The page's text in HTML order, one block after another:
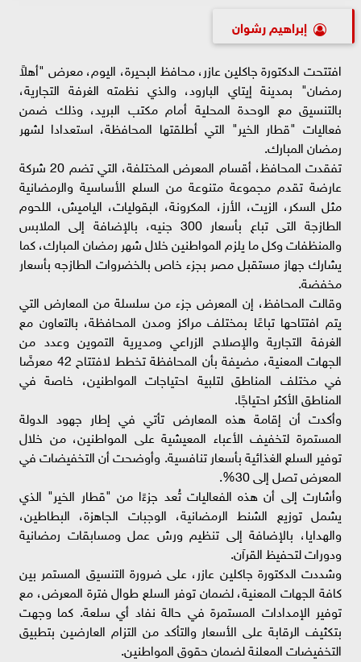
إبراهيم رشوان
افتتحت الدكتورة جاكلين عازر، محافظ البحيرة، اليوم، معرض "أهلاً
رمضان" بمدينة إيتاي البارود، والذي نظمته الغرفة التجارية،
بالتنسيق مع الوحدة المحلية أمام مكتب البريد، وذلك ضمن
فعاليات "قطار الخير" التي أطلقتها المحافظة، استعدادا لشهر
رمضان المبارك.
تفقدت المحافظ، أقسام المعرض المختلفة، التي تضم 20 شركة
عارضة تقدم مجموعة متنوعة من السلع الأساسية والرمضانية
مثل السكر، الزيت، الأرز، المكرونة، البقوليات، الياميش، اللحوم
الطازجة التى تباع بأسعار 300 جنيه، بالإضافة إلى الملابس
والمنظفات وكل ما يلزم المواطنين خلال شهر رمضان المبارك، كما
يشارك جهاز مستقبل مصر بجزء خاص بالخضروات الطازجه بأسعار
مخفضة.
وقالت المحافظ، إن المعرض جزء من سلسلة من المعارض التي
يتم افتتاحها تباعًا بمختلف مراكز ومدن المحافظة، بالتعاون مع
الغرفة التجارية والإصلاح الزراعي ومديرية التموين وعدد من
الجهات المعنية، مضيفة بأن المحافظة تخطط لافتتاح 42 معرضًا
في مختلف المناطق لتلبية احتياجات المواطنين، خاصة في
المناطق الأكثر احتياجًا.
وأكدت أن إقامة هذه المعارض تأتي في إطار جهود الدولة
المستمرة لتخفيف الأعباء المعيشية على المواطنين، من خلال
توفير السلع الغذائية بأسعار تنافسية. وأوضحت أن التخفيضات في
المعرض تصل إلى 30%.
وأشارت إلى أن هذه الفعاليات تُعد جزءًا من "قطار الخير" الذي
يشمل توزيع الشنط الرمضانية، الوجبات الجاهزة، البطاطين،
والهدايا، بالإضافة إلى تنظيم ورش عمل ومسابقات رمضانية
ودورات لتحفيظ القرآن.
وشددت الدكتورة جاكلين عازر، على ضرورة التنسيق المستمر بين
كافة الجهات المعنية، لضمان توفر السلع طوال فترة المعرض، مع
توفير الإمدادات المستمرة في حالة نفاد أي سلعة. كما وجهت
بتكثيف الرقابة على الأسعار والتأكد من التزام العارضين بتطبيق
التخفيضات المعلنة لضمان حقوق المواطنين.